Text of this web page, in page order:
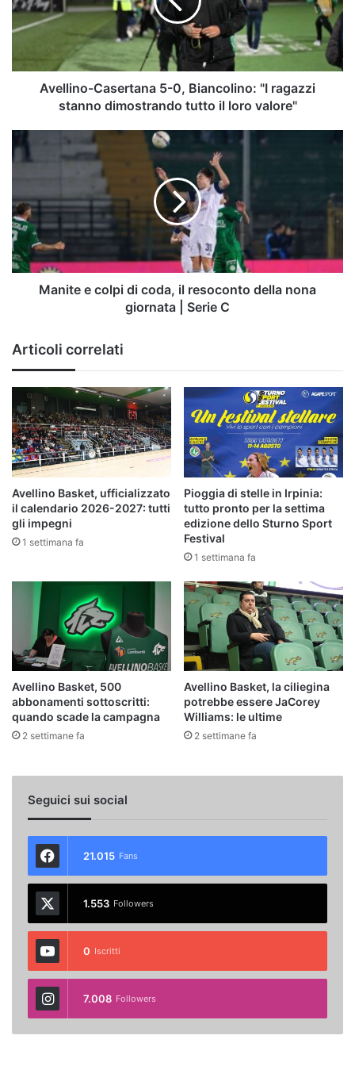
ragazzi
dimostrando
Avellino-Casertana 5-0, Biancolino: "I ragazzi
stanno dimostrando tutto il loro valore"
Manite
coda,
il
resoconto
della
nona
giornataManite e colpi di coda, il resoconto della nona
giornata | Serie C
Articoli correlati
Avellino Basket, ufficializzato
il calendario 2026-2027: tutti
gli impegni
1 settimana fa
Pioggia di stelle in Irpinia:
tutto pronto per la settima
edizione dello Sturno Sport
Festival
1 settimana fa
Avellino Basket, 500
abbonamenti sottoscritti:
quando scade la campagna
2 settimane fa
Avellino Basket, la ciliegina
potrebbe essere JaCorey
Williams: le ultime
2 settimane fa
Seguici sui social
21.015 Fans
1.553 Followers
0 Iscritti
7.008 Followers